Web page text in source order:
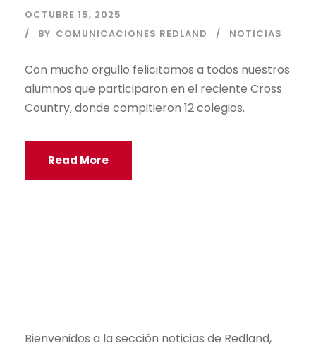
OCTUBRE 15, 2025
BY COMUNICACIONES REDLAND NOTICIAS
Con mucho orgullo felicitamos a todos nuestros
alumnos que participaron en el reciente Cross
Country, donde compitieron 12 colegios.
Read More
Bienvenidos a la sección noticias de Redland,